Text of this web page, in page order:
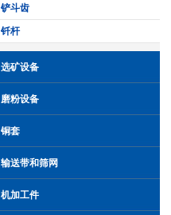
铲斗齿
钎杆
选矿设备
磨粉设备
铜套
输送带和筛网
机加工件